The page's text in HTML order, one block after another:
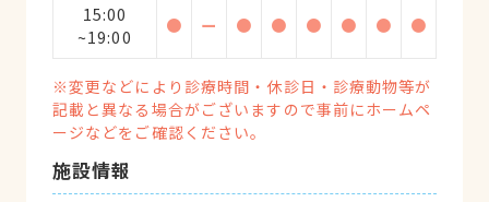
15:00
~19:00
● ー ● ● ● ● ● ●
※変更などにより診療時間・休診日・診療動物等が
記載と異なる場合がございますので事前にホームペ
ージなどをご確認ください。
施設情報